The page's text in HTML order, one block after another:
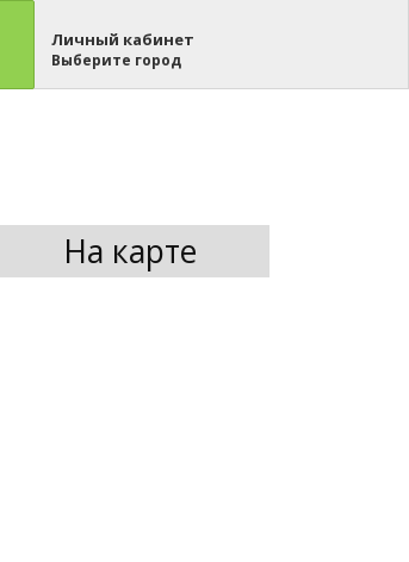
Личный кабинет
Выберите город
На карте